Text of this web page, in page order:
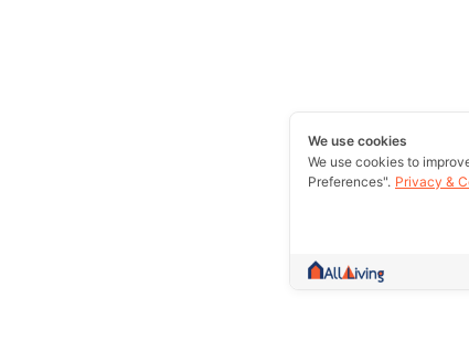
We use cookies
We use cookies to
Preferences". Privacy &